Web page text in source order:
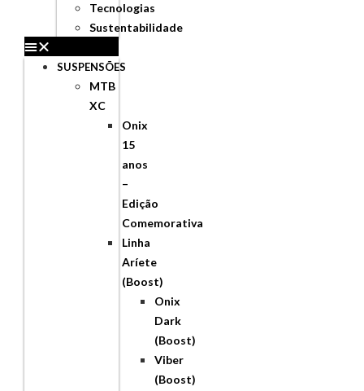
Tecnologias
Sustentabilidade
SUSPENSÕES
MTB
XC
Onix
15
anos
–
Edição
Comemorativa
Linha
Aríete
(Boost)
Onix
Dark
(Boost)
Viber
(Boost)